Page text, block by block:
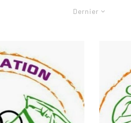
Dernier